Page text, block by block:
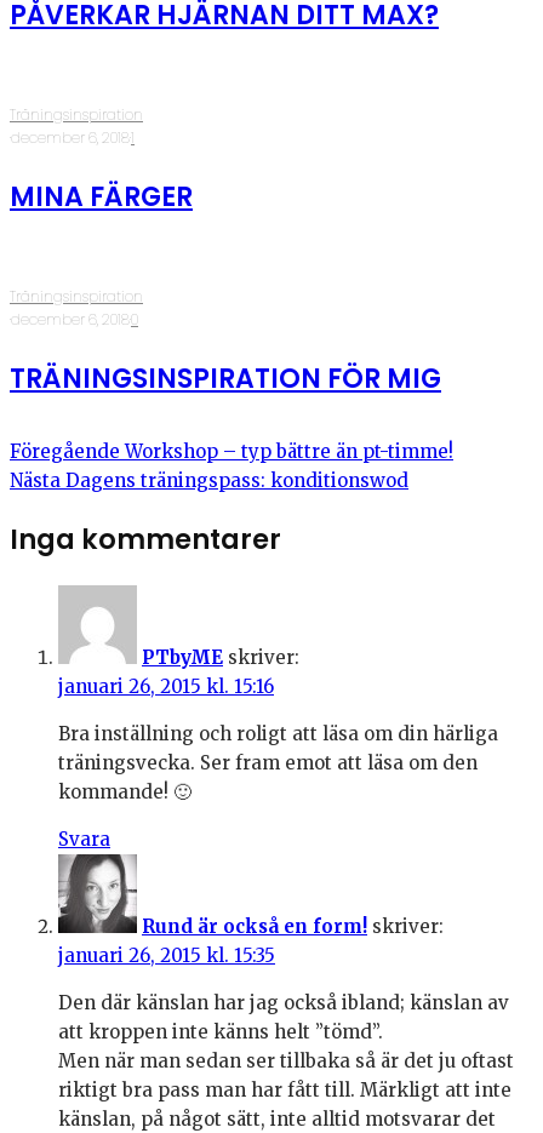
PÅVERKAR HJÄRNAN DITT MAX?
Träningsinspiration
·december 6, 2018·1
MINA FÄRGER
Träningsinspiration
·december 6, 2018·0
TRÄNINGSINSPIRATION FÖR MIG
Föregående Workshop – typ bättre än pt-timme!
Nästa Dagens träningspass: konditionswod
Inga kommentarer
PTbyME skriver:
januari 26, 2015 kl. 15:16
Bra inställning och roligt att läsa om din härliga
träningsvecka. Ser fram emot att läsa om den
kommande! 🙂
Svara
Rund är också en form! skriver:
januari 26, 2015 kl. 15:35
Den där känslan har jag också ibland; känslan av
att kroppen inte känns helt ”tömd”.
Men när man sedan ser tillbaka så är det ju oftast
riktigt bra pass man har fått till. Märkligt att inte
känslan, på något sätt, inte alltid motsvarar det